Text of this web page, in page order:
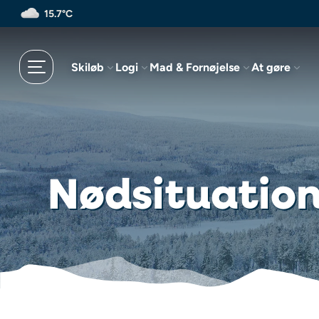
Spring
til
15.7°C
Skiløb Logi Mad & Fornøjelse At gøre